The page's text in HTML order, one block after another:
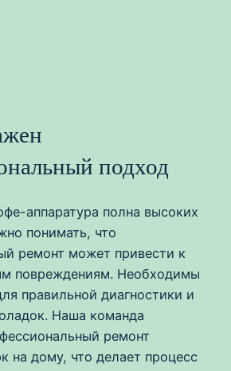
подход
аппаратура полна высоких
понимать, что
ремонт может привести к
повреждениям. Необходимы
правильной диагностики и
Наша команда
ремонт
на дому, что делает процесс